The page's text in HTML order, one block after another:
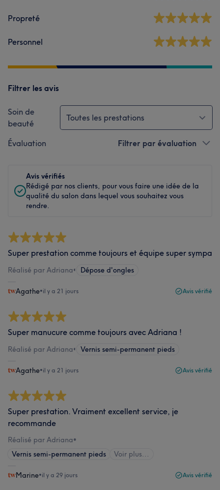
Propreté
Personnel
Filtrer les avis
Soin de
beauté
Toutes les prestations
Évaluation Filtrer par évaluation
Avis vérifiés
Rédigé par nos clients, pour vous faire une idée de la
qualité du salon dans lequel vous souhaitez vous
rendre.
Super prestation comme toujours et équipe super sympa
Réalisé par Adriana• Dépose d'ongles
Agathe•il y a 21 jours Avis vérifié
Super manucure comme toujours avec Adriana !
Réalisé par Adriana• Vernis semi-permanent pieds
Agathe•il y a 21 jours Avis vérifié
Super prestation. Vraiment excellent service, je
recommande
Réalisé par Adriana•
Vernis semi-permanent pieds
Voir plus...
Marine•il y a 29 jours Avis vérifié